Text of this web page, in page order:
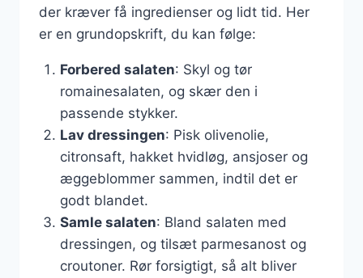
der kræver få ingredienser og lidt tid. Her
er en grundopskrift, du kan følge:
Forbered salaten: Skyl og tør
romainesalaten, og skær den i
passende stykker.
Lav dressingen: Pisk olivenolie,
citronsaft, hakket hvidløg, ansjoser og
æggeblommer sammen, indtil det er
godt blandet.
Samle salaten: Bland salaten med
dressingen, og tilsæt parmesanost og
croutoner. Rør forsigtigt, så alt bliver